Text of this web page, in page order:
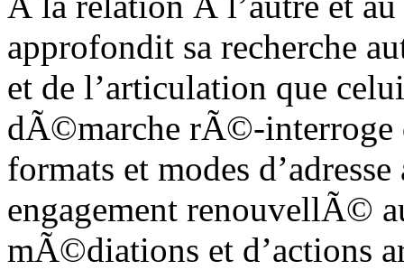
approfondit sa recherche
et de l’articulation que
dÃ©marche rÃ©-interroge
formats et modes
engagement renouvellÃ©
mÃ©diations et d’actions